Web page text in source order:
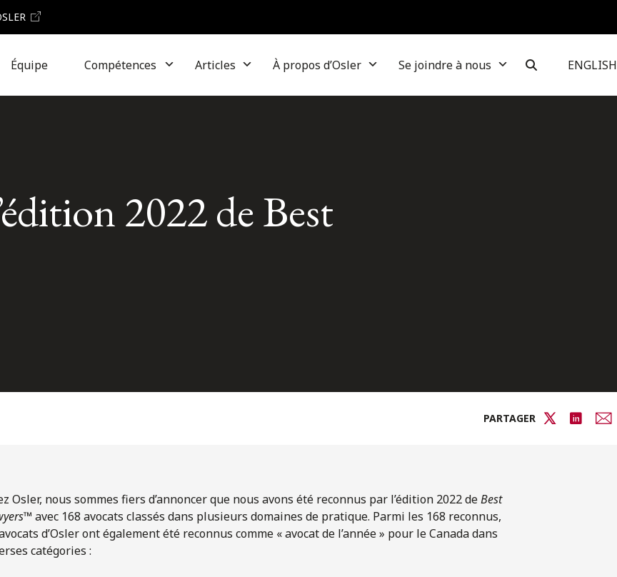
Équipe Compétences Articles À propos d’Osler Se joindre à nous ENGLISH
2022 de Best
PARTAGER
Osler, nous sommes fiers d’annoncer que nous avons été reconnus par l’édition 2022 deBest
™ avec 168 avocats classés dans plusieurs domaines de pratique. Parmi les 168 reconnus,
d’Osler ont également été reconnus comme « avocat de l’année » pour le Canada dans
catégories :